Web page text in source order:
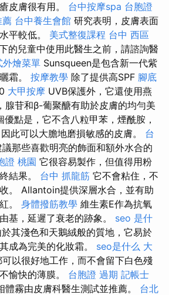
皮膚很有用。 台中按摩spa 台胞證
薦 台中養生會館 研究表明，皮膚表面
平較低。 美式整復課程 台中 西區
的兒童中使用此醫生之前，請諮詢醫
外燴菜單 Sunsqueen是包含新一代紫
霜。 按摩教學 除了提供高SPF 腳底
大甲按摩 UVB保護外，它還使用燕
腺苷和β-葡聚醣有助於皮膚的均勻美
優點是，它不含八粒甲苯，煙酰胺，
此可以大膽地磨損敏感的皮膚。 台
那些喜歡明亮的飾面和額外水合的
證 桃園 它很容易製作，但值得用粉
結果。 台中 抓龍筋 它不會粘住，不
。 Allantoin提供深層水合，並有助
。 身體撥筋教學 維生素E作為抗氧
基，延遲了衰老的跡象。 seo 是什
於其淺色和天鵝絨般的質地，它易於
成為完美的化妝霜。 seo是什么 大
以很好地工作，而不會留下白色殘
愉快的薄膜。 台胞證 過期 記帳士
體霧由皮膚科醫生測試並推薦。 台北